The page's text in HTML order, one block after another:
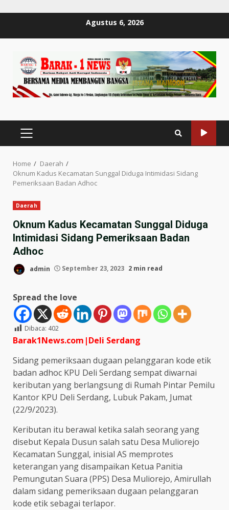
Agustus 6, 2026
PRIMARY
MENU
Home
Daerah
Oknum Kadus Kecamatan Sunggal Diduga Intimidasi Sidang
Pemeriksaan Badan Adhoc
Daerah
Oknum Kadus Kecamatan Sunggal Diduga
Intimidasi Sidang Pemeriksaan Badan
Adhoc
admin September 23, 2023 2 min read
Spread the love
Dibaca: 402
Barak1News.com|Deli Serdang
Sidang pemeriksaan dugaan pelanggaran kode etik
badan adhoc KPU Deli Serdang sempat diwarnai
keributan yang berlangsung di Rumah Pintar Pemilu
Kantor KPU Deli Serdang, Lubuk Pakam, Jumat
(22/9/2023).
Keributan itu berawal ketika salah seorang yang
disebut Kepala Dusun salah satu Desa Muliorejo
Kecamatan Sunggal, inisial AS memprotes
keterangan yang disampaikan Ketua Panitia
Pemungutan Suara (PPS) Desa Muliorejo, Amirullah
dalam sidang pemeriksaan dugaan pelanggaran
kode etik sebagai terlapor.